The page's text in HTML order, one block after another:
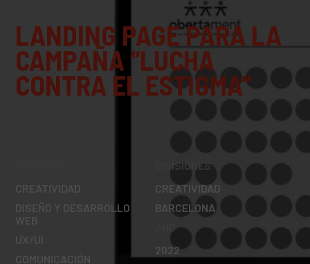
LANDING PAGE PARA LA
CAMPAÑA “LUCHA
CONTRA EL ESTIGMA”
DISEÑO Y DESARROLLO
DIVISIONES
CREATIVIDAD
BARCELONA
AÑO
2022